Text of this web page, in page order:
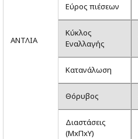
ΑΝΤΛΙΑ
Εύρος πιέσεων
Κύκλος
Εναλλαγής
Κατανάλωση
Θόρυβος
Διαστάσεις
(ΜxΠxΥ)